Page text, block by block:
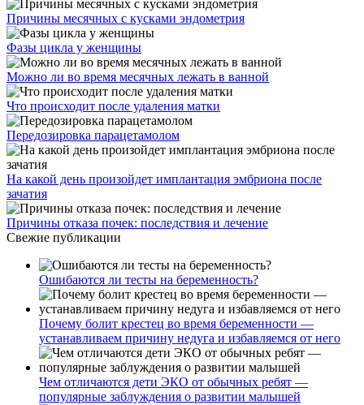
Причины месячных с кусками эндометрия
Фазы цикла у женщины
Можно ли во время месячных лежать в ванной
Что происходит после удаления матки
Передозировка парацетамолом
На какой день произойдет имплантация эмбриона после
зачатия
Причины отказа почек: последствия и лечение
Свежие публикации
Ошибаются ли тесты на беременность?
Почему болит крестец во время беременности —
устанавливаем причину недуга и избавляемся от него
Чем отличаются дети ЭКО от обычных ребят —
популярные заблуждения о развитии малышей